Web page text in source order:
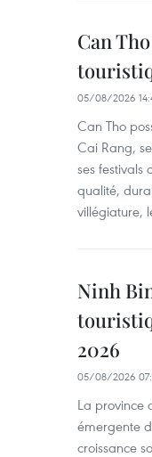
Can
05/08/2026
Can Tho
Cai Rang,
ses festivals
qualité,
villégiature,
Ninh
2026
05/08/2026
La province
émergente
croissance